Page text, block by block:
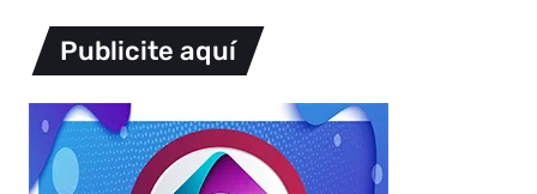
Publicite aquí